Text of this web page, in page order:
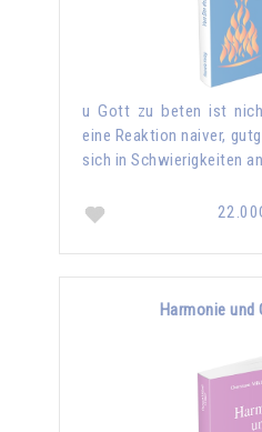
u Gott zu beten ist
eine Reaktion naiver,
sich in Schwierigkeiten
Harmonie und